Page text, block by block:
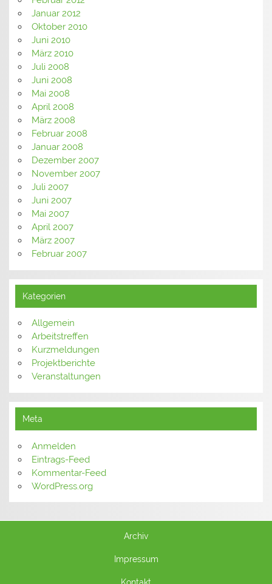
Januar 2012
Oktober 2010
Juni 2010
März 2010
Juli 2008
Juni 2008
Mai 2008
April 2008
März 2008
Februar 2008
Januar 2008
Dezember 2007
November 2007
Juli 2007
Juni 2007
Mai 2007
April 2007
März 2007
Februar 2007
Kategorien
Allgemein
Arbeitstreffen
Kurzmeldungen
Projektberichte
Veranstaltungen
Meta
Anmelden
Eintrags-Feed
Kommentar-Feed
WordPress.org
Archiv
Impressum